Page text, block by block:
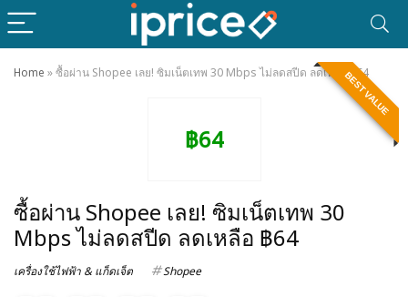
Home »ซื้อผ่าน Shopee เลย! ซิมเน็ตเทพ 30 Mbps ไม่ลดสปีด ลดเหลือ ฿64
BEST VALUE
฿64
ซื้อผ่าน Shopee เลย! ซิมเน็ตเทพ 30
Mbps ไม่ลดสปีด ลดเหลือ ฿64
เครื่องใช้ไฟฟ้า & แก็ดเจ็ต Shopee